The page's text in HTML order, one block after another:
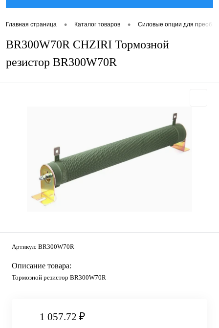
Главная страница • Каталог товаров • Силовые опции для
BR300W70R CHZIRI Тормозной
резистор BR300W70R
Артикул: BR300W70R
Описание товара:
Тормозной резистор BR300W70R
1 057.72 ₽